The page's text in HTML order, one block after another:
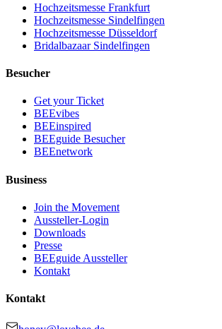
Hochzeitsmesse Frankfurt
Hochzeitsmesse Sindelfingen
Hochzeitsmesse Düsseldorf
Bridalbazaar Sindelfingen
Besucher
Get your Ticket
BEEvibes
BEEinspired
BEEguide Besucher
BEEnetwork
Business
Join the Movement
Aussteller-Login
Downloads
Presse
BEEguide Aussteller
Kontakt
Kontakt